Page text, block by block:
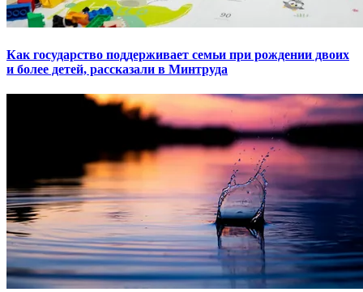
Как государство поддерживает семьи при рождении двоих
и более детей, рассказали в Минтруда